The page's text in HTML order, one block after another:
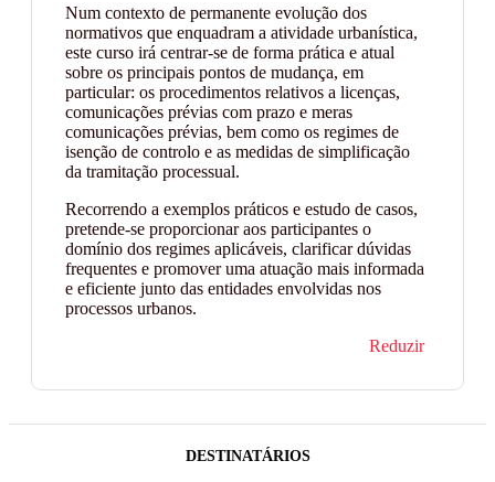
Num contexto de permanente evolução dos
normativos que enquadram a atividade urbanística,
este curso irá centrar-se de forma prática e atual
sobre os principais pontos de mudança, em
particular: os procedimentos relativos a licenças,
comunicações prévias com prazo e meras
comunicações prévias, bem como os regimes de
isenção de controlo e as medidas de simplificação
da tramitação processual.
Recorrendo a exemplos práticos e estudo de casos,
pretende-se proporcionar aos participantes o
domínio dos regimes aplicáveis, clarificar dúvidas
frequentes e promover uma atuação mais informada
e eficiente junto das entidades envolvidas nos
processos urbanos.
Reduzir
DESTINATÁRIOS